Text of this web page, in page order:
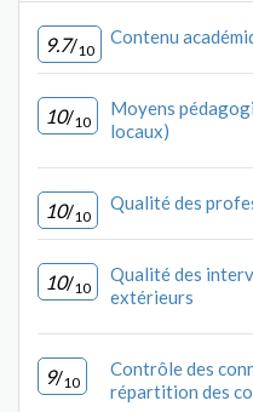
9.7/10
Contenu
10/10
Moyens
locaux)
10/10
Qualité des
10/10
Qualité des
extérieurs
9/10
Contrôle des
répartition des